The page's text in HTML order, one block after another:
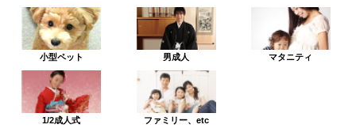
小型ペット 男成人 マタニティ
1/2成人式 ファミリー、etc